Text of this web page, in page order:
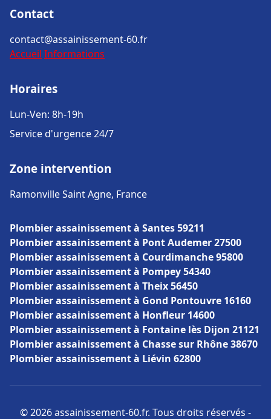
Contact
contact@assainissement-60.fr
Accueil Informations
Horaires
Lun-Ven: 8h-19h
Service d'urgence 24/7
Zone intervention
Ramonville Saint Agne, France
Plombier assainissement à Santes 59211
Plombier assainissement à Pont Audemer 27500
Plombier assainissement à Courdimanche 95800
Plombier assainissement à Pompey 54340
Plombier assainissement à Theix 56450
Plombier assainissement à Gond Pontouvre 16160
Plombier assainissement à Honfleur 14600
Plombier assainissement à Fontaine lès Dijon 21121
Plombier assainissement à Chasse sur Rhône 38670
Plombier assainissement à Liévin 62800
© 2026 assainissement-60.fr. Tous droits réservés -